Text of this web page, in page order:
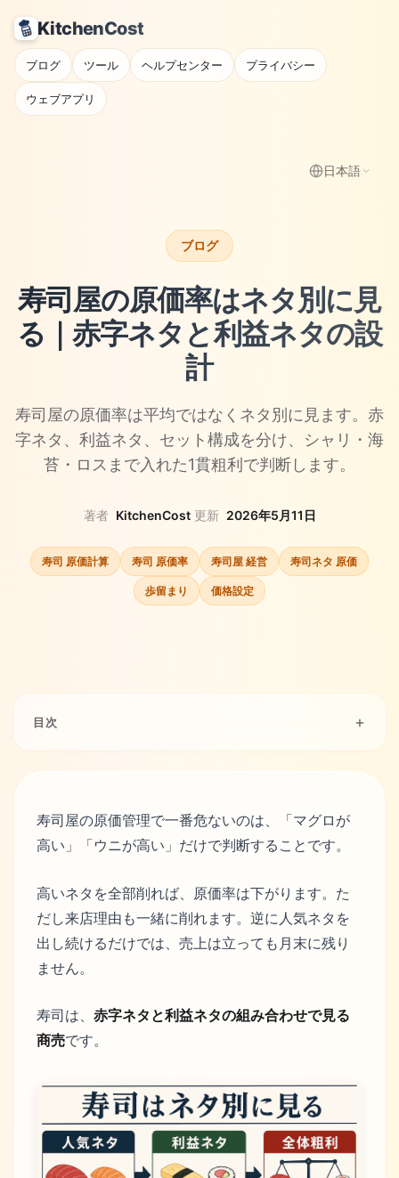
KitchenCost
ブログ ツール ヘルプセンター プライバシー
ウェブアプリ
日本語
ブログ
寿司屋の原価率はネタ別に見
る｜赤字ネタと利益ネタの設
計
寿司屋の原価率は平均ではなくネタ別に見ます。赤
字ネタ、利益ネタ、セット構成を分け、シャリ・海
苔・ロスまで入れた1貫粗利で判断します。
著者 KitchenCost· 更新 2026年5月11日
寿司 原価計算 寿司 原価率 寿司屋 経営 寿司ネタ 原価
歩留まり 価格設定
目次
寿司屋の原価管理で一番危ないのは、「マグロが
高い」「ウニが高い」だけで判断することです。
高いネタを全部削れば、原価率は下がります。た
だし来店理由も一緒に削れます。逆に人気ネタを
出し続けるだけでは、売上は立っても月末に残り
ません。
寿司は、 赤字ネタと利益ネタの組み合わせで見る
商売です。